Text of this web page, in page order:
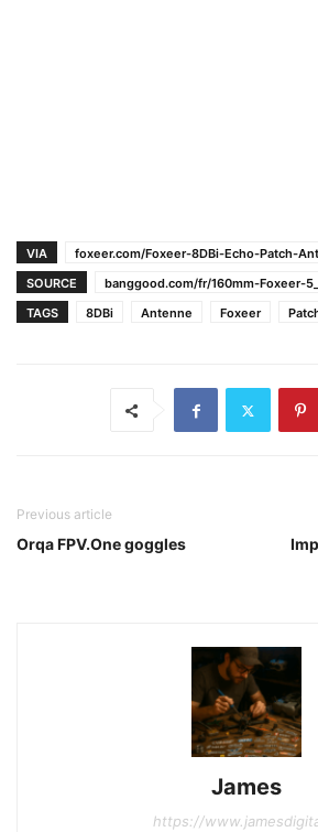
VIA
foxeer.com/Foxeer-8DBi-Echo-Patch-
SOURCE
banggood.com/fr/160mm-Foxeer-
TAGS
8DBi Antenne Foxeer
Previous article
Orqa FPV.One goggles
James
https://